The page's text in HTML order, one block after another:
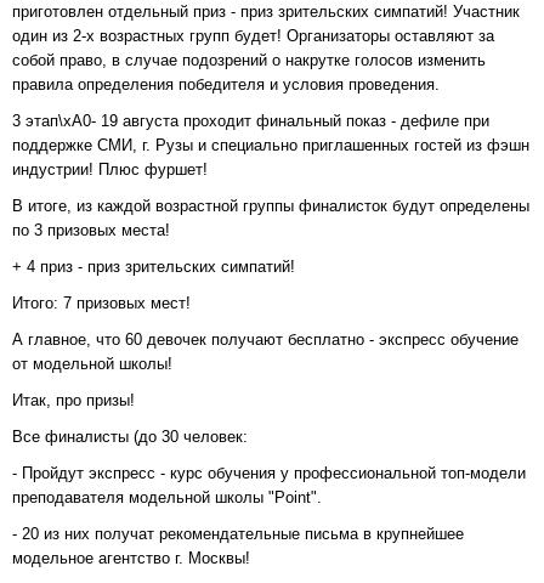
приготовлен отдельный приз - приз зрительских симпатий! Участник
один из 2-х возрастных групп будет! Организаторы оставляют за
собой право, в случае подозрений о накрутке голосов изменить
правила определения победителя и условия проведения.
3 этап\xA0- 19 августа проходит финальный показ - дефиле при
поддержке СМИ, г. Рузы и специально приглашенных гостей из фэшн
индустрии! Плюс фуршет!
В итоге, из каждой возрастной группы финалисток будут определены
по 3 призовых места!
+ 4 приз - приз зрительских симпатий!
Итого: 7 призовых мест!
А главное, что 60 девочек получают бесплатно - экспресс обучение
от модельной школы!
Итак, про призы!
Все финалисты (до 30 человек:
- Пройдут экспресс - курс обучения у профессиональной топ-модели
преподавателя модельной школы "Point".
- 20 из них получат рекомендательные письма в крупнейшее
модельное агентство г. Москвы!